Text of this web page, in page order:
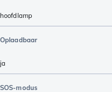
hoofdlamp
Oplaadbaar
ja
SOS-modus